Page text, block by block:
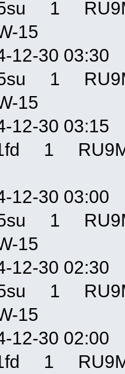
1
15
12-30
1
15
12-30
1
12-30
1
15
12-30
1
15
12-30
1